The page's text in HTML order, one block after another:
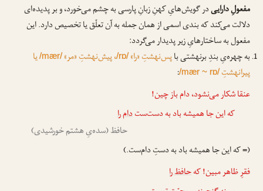
مفعولِ داراییدر گویش‌هایِ کهنِ زبانِ پارسی به چشم می‌خورد، و بر پدیده‌ای
دلالت می‌کند که بندی اسمی از همان جمله به آن تعلّق یا تخصیص دارد. این
مفعول به ساختارهایِ زیر پدیدار می‌گردد:
به چهره‌یِ بندِ برنهشتی باپس‌نهشتِ «را»/rɒ/، پیش‌نهشتِ «مر»/mær/یا
پیرانهشتِ/mær ~ rɒ/
:
عنقا شکار می‌نشود، دام باز چین!
که این جا همیشه باد به دست‌ستدام را
حافظ (سده‌یِ هشتم خورشیدی)
(= که این جا همیشه باد به دستِ دام‌ست.)
فقرِ ظاهر مبین! کهحافظ را